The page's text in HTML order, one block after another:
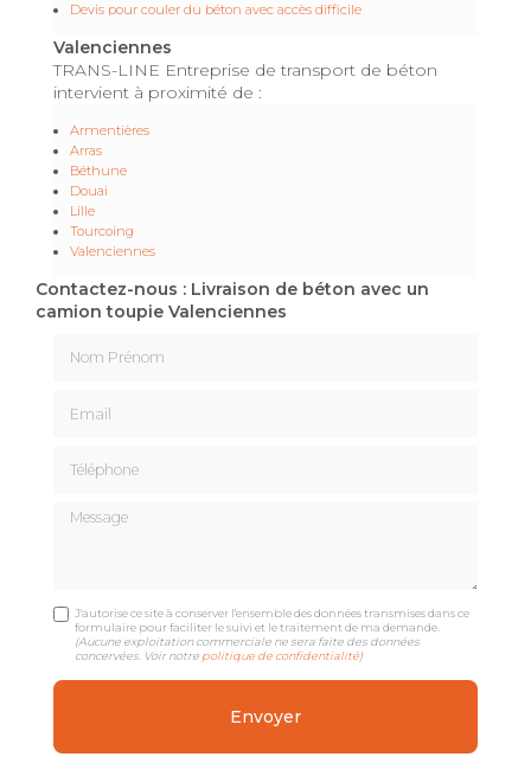
Devis pour couler du béton avec accès difficile
Valenciennes
TRANS-LINE Entreprise de transport de béton
intervient à proximité de :
Armentières
Arras
Béthune
Douai
Lille
Tourcoing
Valenciennes
Contactez-nous : Livraison de béton avec un
camion toupie Valenciennes
Message
J'autorise ce site à conserver l'ensemble des données transmises dans ce
formulaire pour faciliter le suivi et le traitement de ma demande.
(Aucune exploitation commerciale ne sera faite des données
concervées. Voir notre politique de confidentialité)